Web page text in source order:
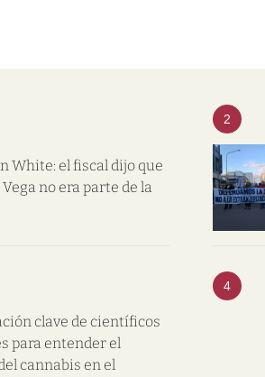
White: el fiscal dijo que
no era parte de la
2
clave de científicos
para entender el
cannabis en el
4